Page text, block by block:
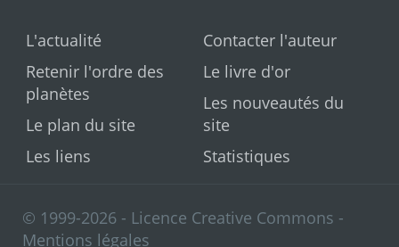
L'actualité
Retenir l'ordre des
planètes
Le plan du site
Les liens
Contacter l'auteur
Le livre d'or
Les nouveautés du
site
Statistiques
© 1999-2026 - Licence Creative Commons -
Mentions légales